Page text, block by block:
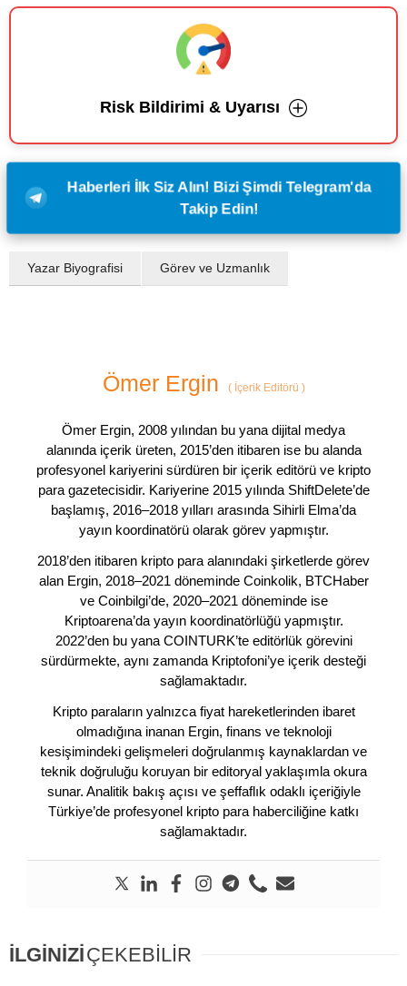
Risk Bildirimi & Uyarısı
Haberleri İlk Siz Alın! Bizi Şimdi Telegram'da
Takip Edin!
Yazar Biyografisi Görev ve Uzmanlık
Ömer Ergin (İçerik Editörü )
Ömer Ergin, 2008 yılından bu yana dijital medya
alanında içerik üreten, 2015’den itibaren ise bu alanda
profesyonel kariyerini sürdüren bir içerik editörü ve kripto
para gazetecisidir. Kariyerine 2015 yılında ShiftDelete’de
başlamış, 2016–2018 yılları arasında Sihirli Elma’da
yayın koordinatörü olarak görev yapmıştır.
2018’den itibaren kripto para alanındaki şirketlerde görev
alan Ergin, 2018–2021 döneminde Coinkolik, BTCHaber
ve Coinbilgi’de, 2020–2021 döneminde ise
Kriptoarena’da yayın koordinatörlüğü yapmıştır.
2022’den bu yana COINTURK’te editörlük görevini
sürdürmekte, aynı zamanda Kriptofoni’ye içerik desteği
sağlamaktadır.
Kripto paraların yalnızca fiyat hareketlerinden ibaret
olmadığına inanan Ergin, finans ve teknoloji
kesişimindeki gelişmeleri doğrulanmış kaynaklardan ve
teknik doğruluğu koruyan bir editoryal yaklaşımla okura
sunar. Analitik bakış açısı ve şeffaflık odaklı içeriğiyle
Türkiye’de profesyonel kripto para haberciliğine katkı
sağlamaktadır.
İLGİNİZİÇEKEBİLİR